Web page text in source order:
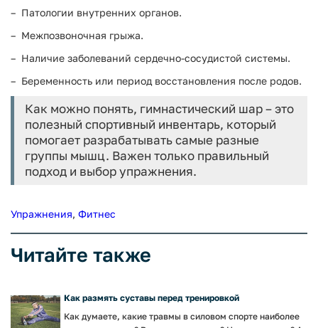
Патологии внутренних органов.
Межпозвоночная грыжа.
Наличие заболеваний сердечно-сосудистой системы.
Беременность или период восстановления после родов.
Как можно понять, гимнастический шар – это
полезный спортивный инвентарь, который
помогает разрабатывать самые разные
группы мышц. Важен только правильный
подход и выбор упражнения.
Упражнения, Фитнес
Читайте также
Как размять суставы перед тренировкой
Как думаете, какие травмы в силовом спорте наиболее